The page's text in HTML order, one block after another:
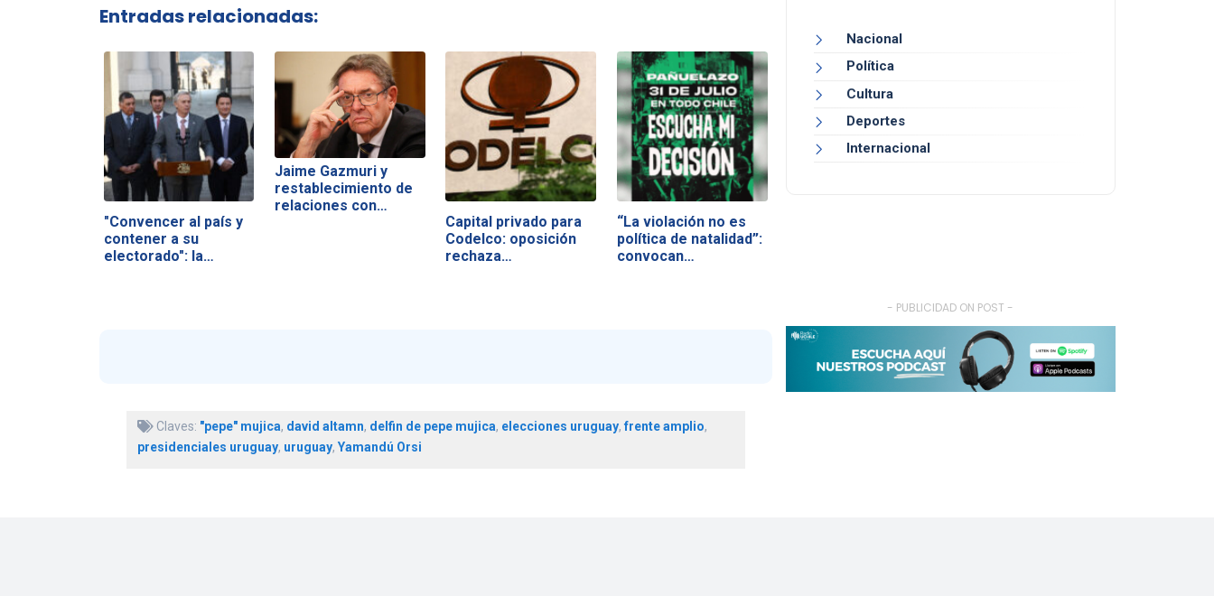
Entradas relacionadas:
"Convencer al país y
contener a su
electorado": la…
Jaime Gazmuri y
restablecimiento de
relaciones con…
Capital privado para
Codelco: oposición
rechaza…
“La violación no es
política de natalidad”:
convocan…
Claves: "pepe" mujica, david altamn, delfin de pepe mujica, elecciones uruguay,frente amplio,
presidenciales uruguay, uruguay, Yamandú Orsi
Nacional
Política
Cultura
Deportes
Internacional
- PUBLICIDAD ON POST -